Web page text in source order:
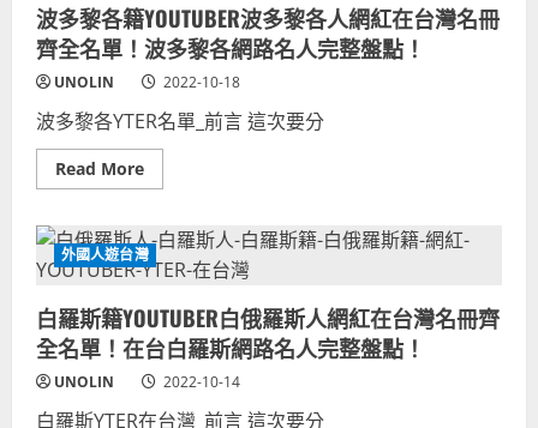
在
台
韓
國
籍
南
韓
籍
網
路
清
單
完
點
波多黎各籍YOUTUBER波多黎各人網紅在台灣名冊
齊全名單！波多黎各網路名人完整盤點！
UNOLIN 2022-10-18
波多黎各YTER名單_前言 這次要分
Read MoreRead
more
多
黎
各
籍
波
多
黎
人
紅
外國人遊台灣
白羅斯籍YOUTUBER白俄羅斯人網紅在台灣名冊齊
全名單！在台白羅斯網路名人完整盤點！
UNOLIN 2022-10-14
白羅斯YTER在台灣_前言 這次要分